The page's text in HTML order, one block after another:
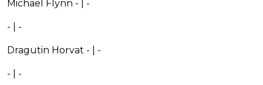
Michael Flynn - | -
- | -
Dragutin Horvat - | -
- | -